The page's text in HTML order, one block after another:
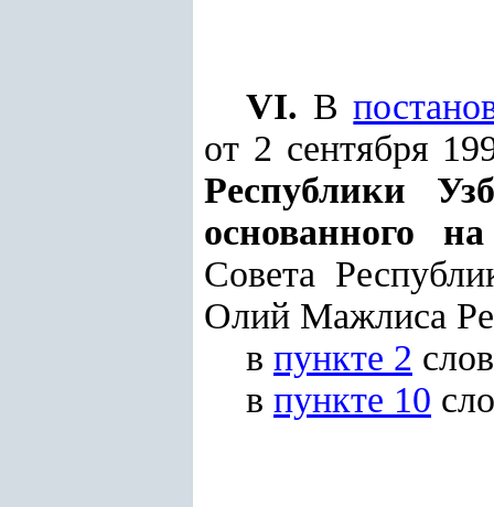
VI. В
от 2 сентября
Республики
основанного
Совета
Олий Мажлиса
в пункте 2
в пункте 10